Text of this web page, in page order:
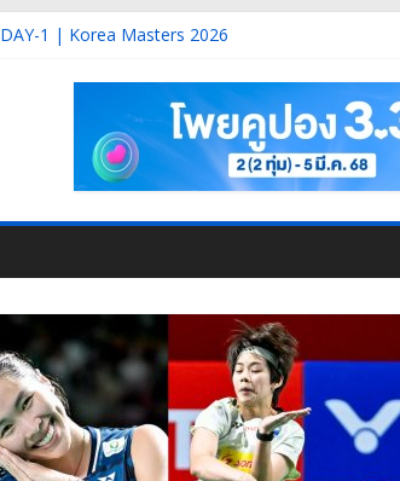
1 | Korea Masters 2026
Masters 2026
| Korea Masters 2026
| Korea Masters 2026